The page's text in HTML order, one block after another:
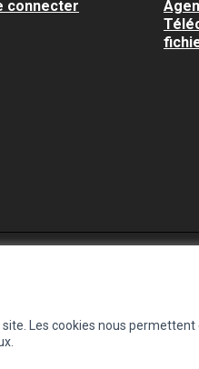
Les cookies nous
connecter